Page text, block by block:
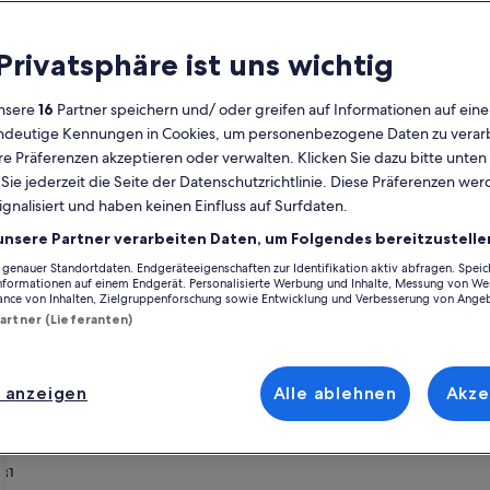
Derzeit
die
Monate
August
2026
und
September
angezeigt.
MoMontag
DiDienstag
MiMittwoch
DoDonnerstag
Fr Freitag
SaSamstag
SoSonntag
3 4 5 6 7 8 9
10 11 12
23
30
31
MoMontag
Di
7 8 9
21 22
28 29
Ferienunterkünfte
vorschwebt, stöbere durch unsere Ferienunterkünfte und
Gruppe oder deinem Vierbeiner, euch erwarten all die
sowie eine Waschmaschine und ein Trockner. Und auch wenn
– Erlebnisbad
- Hunde willkommen
between Dresden and Saxon Switzerland
ist uns wichtig
16 Partner speichern und/ oder greifen auf Informationen auf
Kennungen in Cookies, um personenbezogene Daten zu
Präferenzen akzeptieren oder verwalten. Klicken Sie dazu bitte
jederzeit die Seite der Datenschutzrichtlinie. Diese Präferenzen
und haben keinen Einfluss auf Surfdaten.
Partner verarbeiten Daten, um Folgendes
Standortdaten. Endgeräteeigenschaften zur Identifikation aktiv abfragen.
auf einem Endgerät. Personalisierte Werbung und Inhalte, Messung von
von Inhalten, Zielgruppenforschung sowie Entwicklung und Verbesserung von
(Lieferanten)
Alle ablehnen